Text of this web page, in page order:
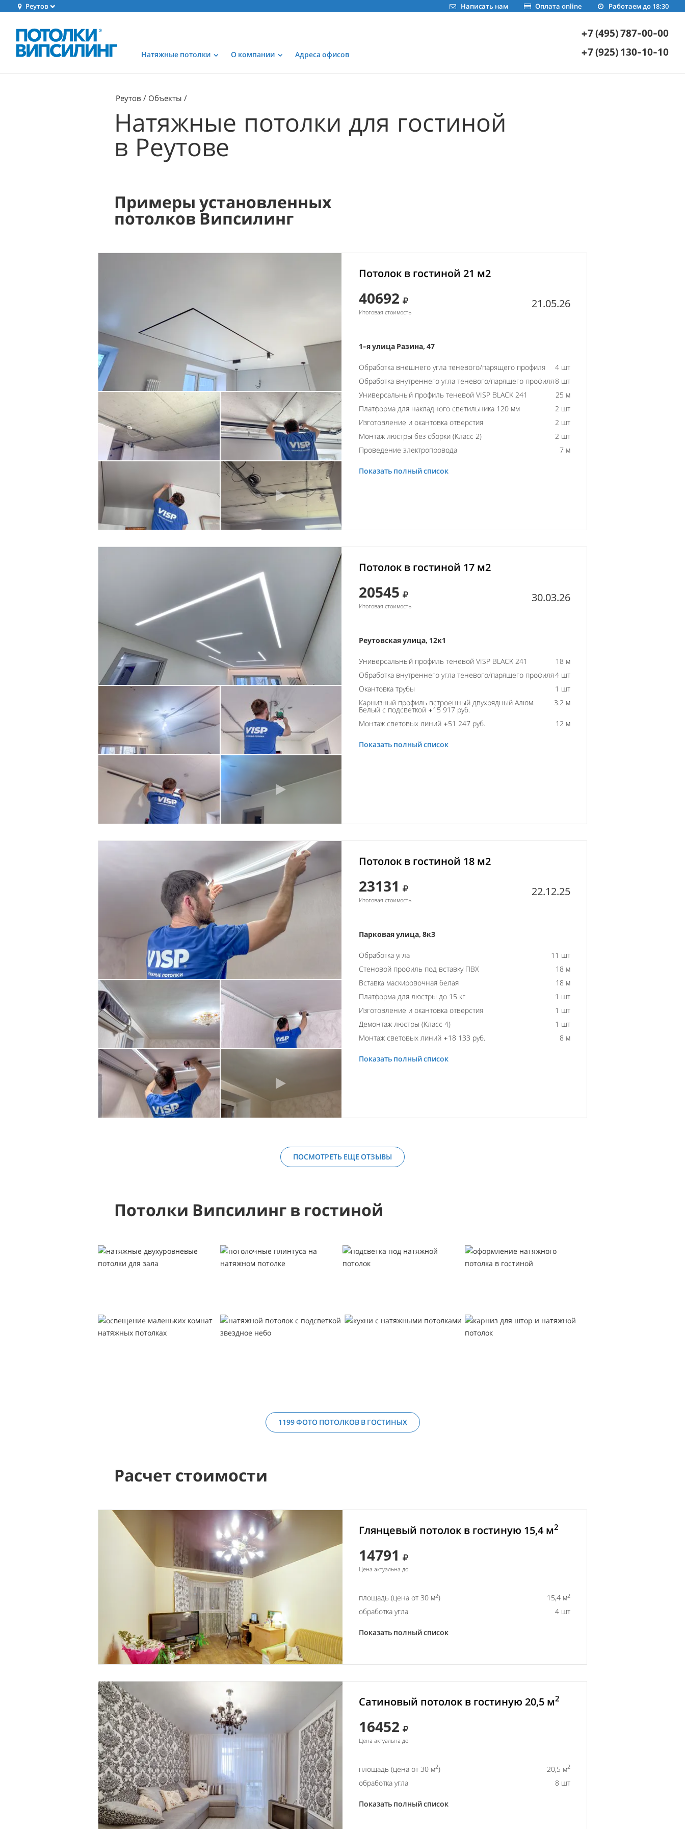
Реутов Работаем до 18:30
Оплата online
Написать нам
Натяжные потолки О компании Адреса офисов
+7 (495) 787-00-00
+7 (925) 130-10-10
Реутов Объекты
Натяжные потолки для гостиной
в Реутове
Примеры установленных
потолков Випсилинг
Потолок в гостиной 21 м2
40692
Итоговая стоимость
21.05.26
1-я улица Разина, 47
Обработка внешнего угла теневого/парящего профиля
4 шт
Обработка внутреннего угла теневого/парящего профиля8 шт
Универсальный профиль теневой VISP BLACK 241
25 м
Платформа для накладного светильника 120 мм
2 шт
Изготовление и окантовка отверстия
2 шт
Монтаж люстры без сборки (Класс 2)
2 шт
Проведение электропровода
7 м
Показать полный список
Потолок в гостиной 17 м2
20545
Итоговая стоимость
30.03.26
Реутовская улица, 12к1
Универсальный профиль теневой VISP BLACK 241
18 м
Обработка внутреннего угла теневого/парящего профиля4 шт
Окантовка трубы
1 шт
Карнизный профиль встроенный двухрядный Алюм.
Белый с подсветкой +15 917 руб.
3.2 м
Монтаж световых линий +51 247 руб. 12 м
Показать полный список
Потолок в гостиной 18 м2
23131
Итоговая стоимость
22.12.25
Парковая улица, 8к3
Обработка угла
11 шт
Стеновой профиль под вставку ПВХ
18 м
Вставка маскировочная белая
18 м
Платформа для люстры до 15 кг
1 шт
Изготовление и окантовка отверстия
1 шт
Демонтаж люстры (Класс 4)
1 шт
Монтаж световых линий +18 133 руб.
8 м
Показать полный список
ПОСМОТРЕТЬ ЕЩЕ ОТЗЫВЫ
Потолки Випсилинг в гостиной
1199 ФОТО ПОТОЛКОВ В ГОСТИНЫХ
Расчет стоимости
Глянцевый потолок в гостиную 15,4 м2
14791
Цена актуальна до
площадь (цена от 30 м2) 15,4 м2
обработка угла 4 шт
Показать полный список
Сатиновый потолок в гостиную 20,5 м2
16452
Цена актуальна до
площадь (цена от 30 м2) 20,5 м2
обработка угла 8 шт
Показать полный список